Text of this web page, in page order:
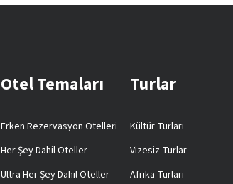
Otel Temaları
Erken Rezervasyon Otelleri
Her Şey Dahil Oteller
Ultra Her Şey Dahil Oteller
Turlar
Kültür Turları
Vizesiz Turlar
Afrika Turları